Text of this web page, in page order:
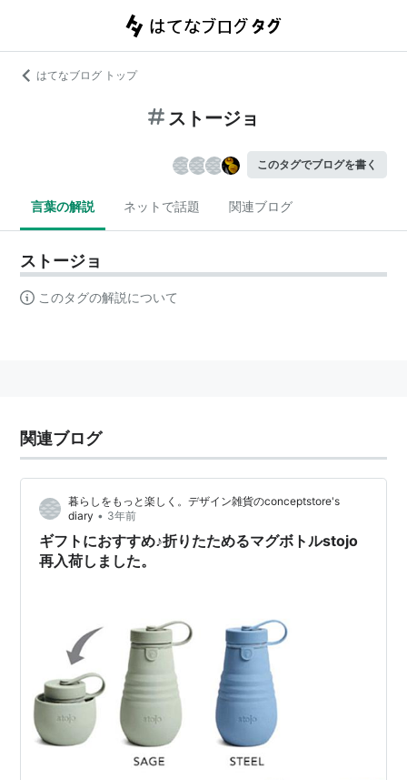
はてなブログ トップ
ストージョ
このタグでブログを書く
言葉の解説 ネットで話題 関連ブログ
ストージョ
このタグの解説について
関連ブログ
暮らしをもっと楽しく。デザイン雑貨のconceptstore's
diary • 3年前
ギフトにおすすめ♪折りたためるマグボトルstojo
再入荷しました。